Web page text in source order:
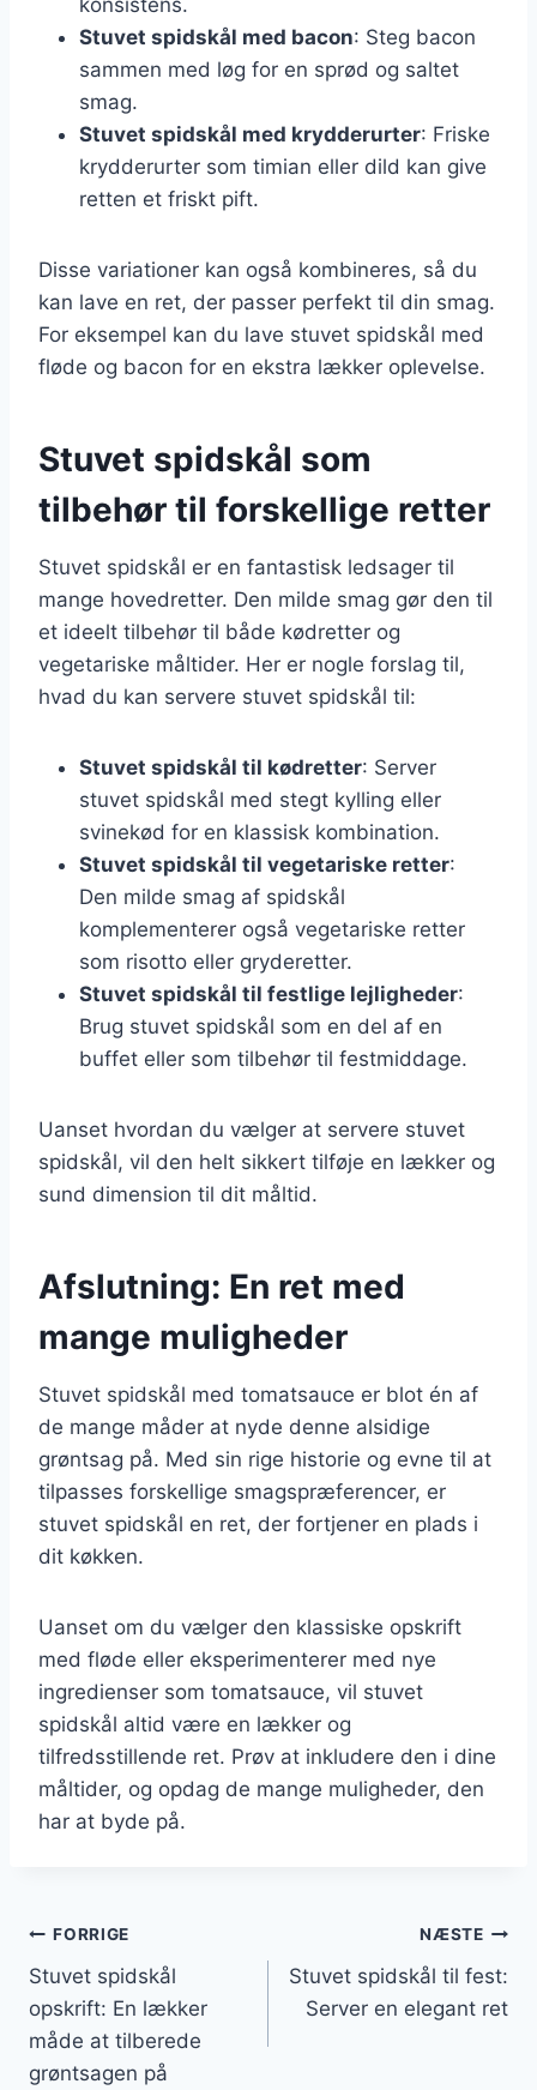
Stuvet spidskål med bacon: Steg bacon
sammen med løg for en sprød og saltet
smag.
Stuvet spidskål med krydderurter: Friske
krydderurter som timian eller dild kan give
retten et friskt pift.
Disse variationer kan også kombineres, så du
kan lave en ret, der passer perfekt til din smag.
For eksempel kan du lave stuvet spidskål med
fløde og bacon for en ekstra lækker oplevelse.
Stuvet spidskål som
tilbehør til forskellige retter
Stuvet spidskål er en fantastisk ledsager til
mange hovedretter. Den milde smag gør den til
et ideelt tilbehør til både kødretter og
vegetariske måltider. Her er nogle forslag til,
hvad du kan servere stuvet spidskål til:
Stuvet spidskål til kødretter: Server
stuvet spidskål med stegt kylling eller
svinekød for en klassisk kombination.
Stuvet spidskål til vegetariske retter:
Den milde smag af spidskål
komplementerer også vegetariske retter
som risotto eller gryderetter.
Stuvet spidskål til festlige lejligheder:
Brug stuvet spidskål som en del af en
buffet eller som tilbehør til festmiddage.
Uanset hvordan du vælger at servere stuvet
spidskål, vil den helt sikkert tilføje en lækker og
sund dimension til dit måltid.
Afslutning: En ret med
mange muligheder
Stuvet spidskål med tomatsauce er blot én af
de mange måder at nyde denne alsidige
grøntsag på. Med sin rige historie og evne til at
tilpasses forskellige smagspræferencer, er
stuvet spidskål en ret, der fortjener en plads i
dit køkken.
Uanset om du vælger den klassiske opskrift
med fløde eller eksperimenterer med nye
ingredienser som tomatsauce, vil stuvet
spidskål altid være en lækker og
tilfredsstillende ret. Prøv at inkludere den i dine
måltider, og opdag de mange muligheder, den
har at byde på.
Indlægsnavigation
FORRIGE
Stuvet spidskål
opskrift: En lækker
måde at tilberede
grøntsagen på
NÆSTE
Stuvet spidskål til fest:
Server en elegant ret